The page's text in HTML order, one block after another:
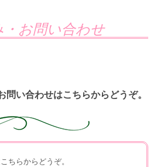
・お問い合わせ
問い合わせはこちらからどうぞ。
ちらからどうぞ。